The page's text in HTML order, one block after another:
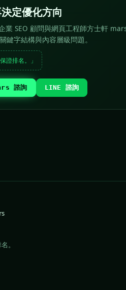
定優化方向
業 SEO 顧問與網頁工程師方士軒
鍵字結構與內容層級問題。
證排名。」
諮詢 LINE 諮詢
。